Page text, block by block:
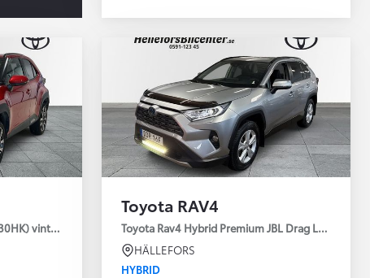
Toyota
När varje jobb
vinterhjul
Toyota RAV4
Toyota Rav4 Hybrid Premium JBL Drag Led ramp
HÄLLEFORS
HYBRID